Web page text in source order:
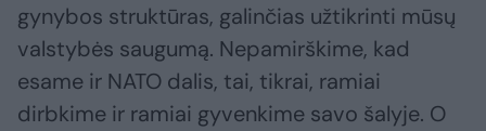
gynybos struktūras, galinčias užtikrinti mūsų
valstybės saugumą. Nepamirškime, kad
esame ir NATO dalis, tai, tikrai, ramiai
dirbkime ir ramiai gyvenkime savo šalyje. O